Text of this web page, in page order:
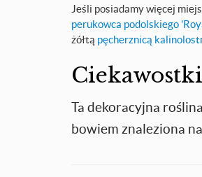
Jeśli posiadamy więcej
perukowca podolskiego
żółtą pęcherznicą
Ciekawostki
Ta dekoracyjna
bowiem znaleziona